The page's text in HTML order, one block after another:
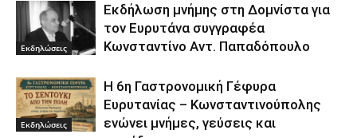
Εκδηλώσεις
Εκδήλωση μνήμης στη Δομνίστα για
τον Ευρυτάνα συγγραφέα
Κωνσταντίνο Αντ. Παπαδόπουλο
Εκδηλώσεις
Η 6η Γαστρονομική Γέφυρα
Ευρυτανίας – Κωνσταντινούπολης
ενώνει μνήμες, γεύσεις και